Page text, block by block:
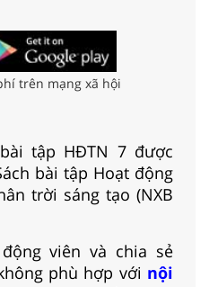
trên mạng xã hội
tập HĐTN 7 được
bài tập Hoạt động
trời sáng tạo (NXB
viên và chia sẻ
phù hợp với nội